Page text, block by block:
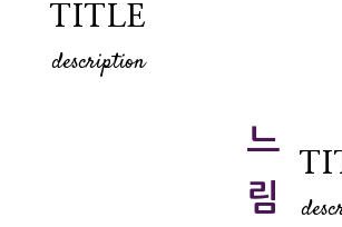
TITLE
description
느
림